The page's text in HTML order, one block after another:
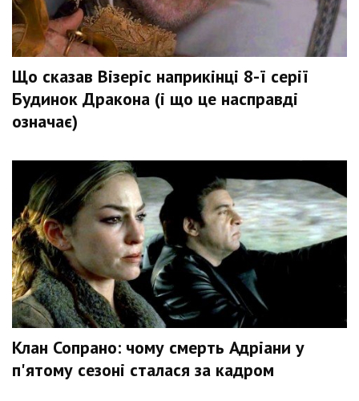
Що сказав Візеріс наприкінці 8-ї серії
Будинок Дракона (і що це насправді
означає)
Клан Сопрано: чому смерть Адріани у
п'ятому сезоні сталася за кадром